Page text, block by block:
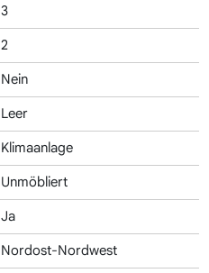
3
2
Nein
Leer
Klimaanlage
Unmöbliert
Ja
Nordost-Nordwest